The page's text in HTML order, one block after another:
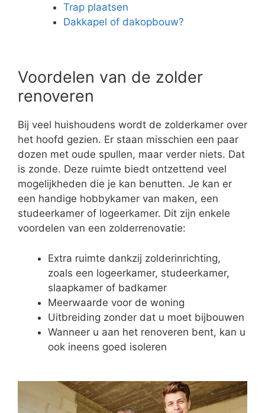
Trap plaatsen
Dakkapel of dakopbouw?
Voordelen van de zolder
renoveren
Bij veel huishoudens wordt de zolderkamer over
het hoofd gezien. Er staan misschien een paar
dozen met oude spullen, maar verder niets. Dat
is zonde. Deze ruimte biedt ontzettend veel
mogelijkheden die je kan benutten. Je kan er
een handige hobbykamer van maken, een
studeerkamer of logeerkamer. Dit zijn enkele
voordelen van een zolderrenovatie:
Extra ruimte dankzij zolderinrichting,
zoals een logeerkamer, studeerkamer,
slaapkamer of badkamer
Meerwaarde voor de woning
Uitbreiding zonder dat u moet bijbouwen
Wanneer u aan het renoveren bent, kan u
ook ineens goed isoleren